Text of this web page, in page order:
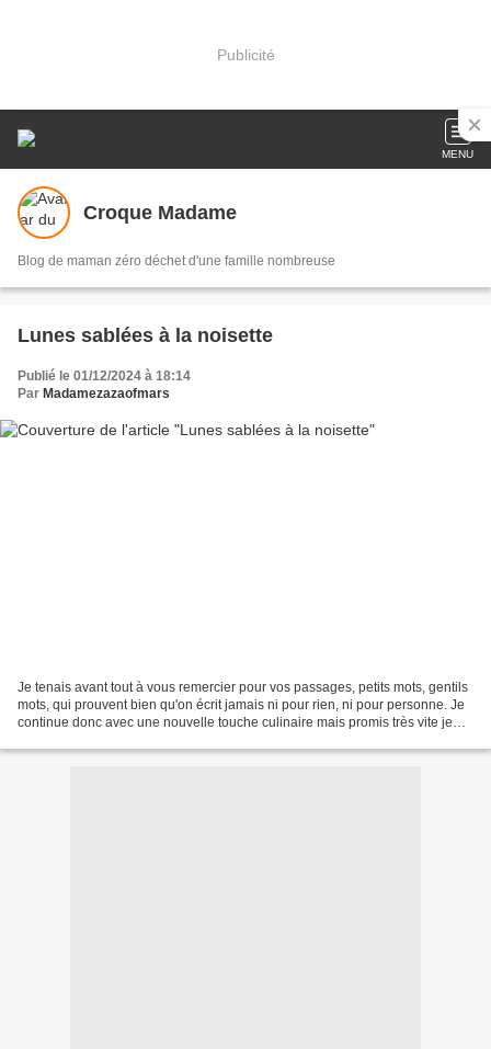
Publicité
MENU
Croque Madame
Blog de maman zéro déchet d'une famille nombreuse
Lunes sablées à la noisette
Publié le 01/12/2024 à 18:14
Par Madamezazaofmars
Je tenais avant tout à vous remercier pour vos passages, petits mots, gentils
mots, qui prouvent bien qu'on écrit jamais ni pour rien, ni pour personne. Je
continue donc avec une nouvelle touche culinaire mais promis très vite je